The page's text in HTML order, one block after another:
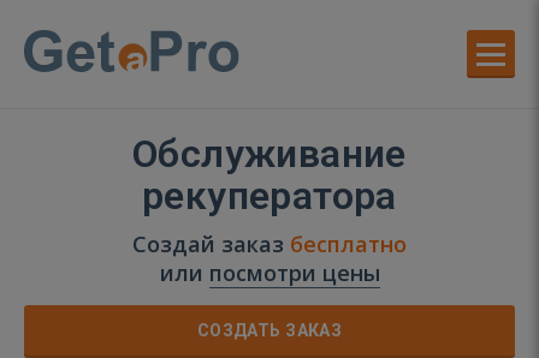
Обслуживание
рекуператора
Создай заказ бесплатно
или посмотри цены
СОЗДАТЬ ЗАКАЗ